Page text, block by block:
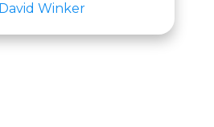
David Winker